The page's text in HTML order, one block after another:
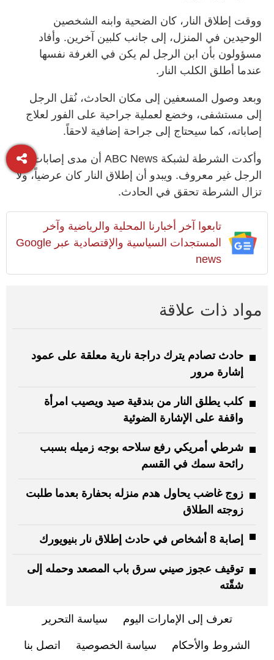
ووقت إطلاق النار، كان الضحية وابنه الشخصين
الوحيدين في المنزل، إلى جانب كلبين آخرين. وأفاد
مسؤولون بأن ابن الرجل لم يكن في الغرفة نفسها
عندما أطلق الكلب النار.
وبعد وصول المسعفين إلى مكان الحادث، نُقل الرجل
إلى مستشفى، وخضع لعملية جراحية على الفور لعلاج
إصاباته، كما سيحتاج إلى جراحة إضافية لاحقاً.
وأكدت الشرطة لشبكة ABC News أن مدى إصابات
الرجل غير معروف. ويبدو أن إطلاق النار كان عرضياً، ولا
تزال الشرطة تحقق في الحادث.
تابعوا آخر أخبارنا المحلية والرياضية وآخر
المستجدات السياسية والإقتصادية عبر Google
news
مواد ذات علاقة
حادث تصادم يترك دراجة نارية معلقة على عمود
إشارة مرور
كلب يطلق النار من بندقية صيد ويصيب امرأة
واقفة على الإشارة الضوئية
شرطي أمريكي رفع سلاحه بوجه زميله بسبب
رائحة سمك في القسم
زوج غاضب يحاول هدم منزله بحفارة بعدما طلبت
زوجته الطلاق
إصابة 8 أشخاص في حادث إطلاق نار بنيويورك
توقيف عجوز صيني سرق باب المصعد وحمله إلى
شقّته
تعرف إلى الإمارات اليوم سياسة التحرير
الشروط والأحكام سياسة الخصوصية اتصل بنا